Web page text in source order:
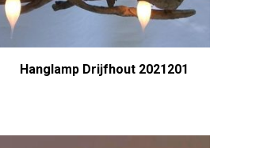
Hanglamp Drijfhout 2021201